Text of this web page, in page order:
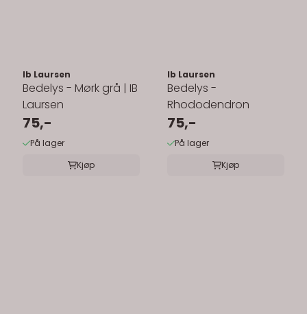
Ib Laursen
Bedelys - Mørk grå | IB
Laursen
75,-
På lager
Kjøp
Ib Laursen
Bedelys -
Rhododendron
75,-
På lager
Kjøp